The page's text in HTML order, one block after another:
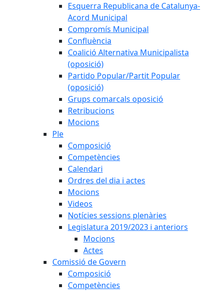
Esquerra Republicana de Catalunya-
Acord Municipal
Compromís Municipal
Confluència
Coalició Alternativa Municipalista
(oposició)
Partido Popular/Partit Popular
(oposició)
Grups comarcals oposició
Retribucions
Mocions
Ple
Composició
Competències
Calendari
Ordres del dia i actes
Mocions
Videos
Notícies sessions plenàries
Legislatura 2019/2023 i anteriors
Mocions
Actes
Comissió de Govern
Composició
Competències